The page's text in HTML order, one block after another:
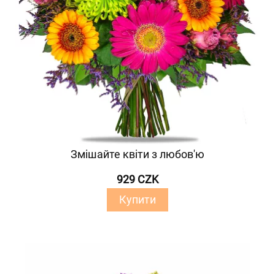
Змішайте квіти з любов'ю
929 CZK
Купити